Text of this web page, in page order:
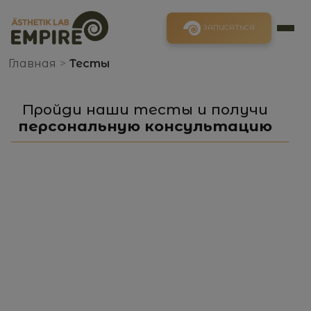
ЗАПИСАТЬСЯ
Главная > Тесты
Пройди наши тесты и получи
персональную консультацию